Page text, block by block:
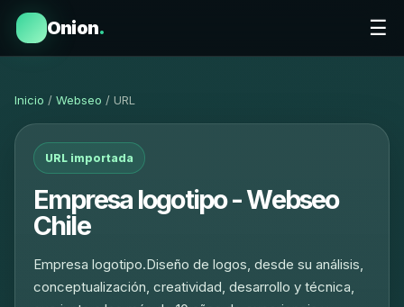
Onion. ☰
Inicio / Webseo / URL
URL importada
Empresa logotipo - Webseo
Chile
Empresa logotipo.Diseño de logos, desde su análisis,
conceptualización, creatividad, desarrollo y técnica,